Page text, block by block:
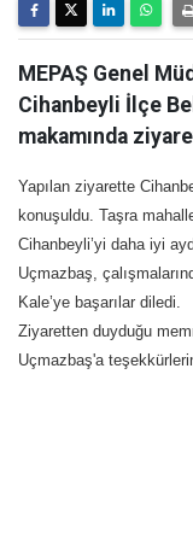
MEPAŞ Genel
Cihanbeyli İlçe
makamında
Yapılan ziyarette
konuşuldu. Taşra
Cihanbeyli’yi daha iyi
Uçmazbaş,
Kale’ye başarılar diledi.
Ziyaretten duyduğu
Uçmazbaş'a